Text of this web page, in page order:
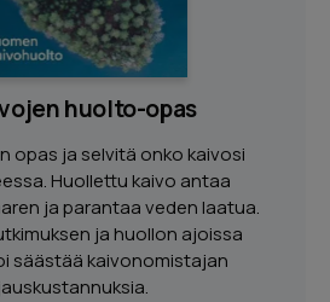
huolto-opas
opas ja selvitä onko kaivosi
Huollettu kaivo antaa
ja parantaa veden laatua.
ja huollon ajoissa
säästää kaivonomistajan